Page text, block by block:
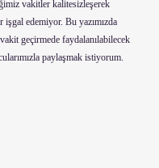
vakitler kalitesizleşerek
işgal edemiyor. Bu yazımızda
geçirmede faydalanılabilecek
paylaşmak istiyorum.